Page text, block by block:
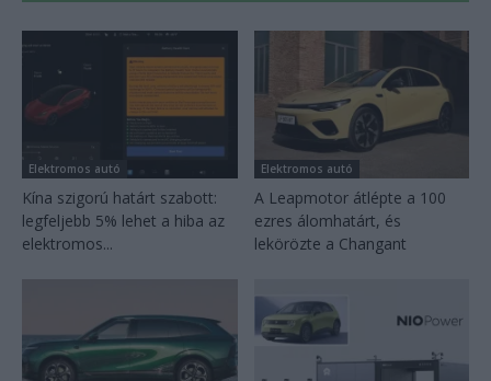
Elektromos autó
Kína szigorú határt szabott:
legfeljebb 5% lehet a hiba az
elektromos...
Elektromos autó
A Leapmotor átlépte a 100
ezres álomhatárt, és
lekörözte a Changant